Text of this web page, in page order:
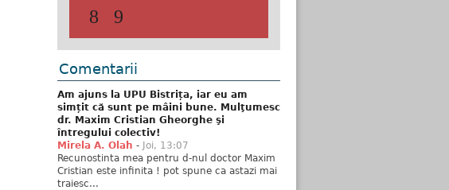
8
9
Comentarii
Am ajuns la UPU Bistrița, iar eu am
simțit că sunt pe mâini bune. Mulţumesc
dr. Maxim Cristian Gheorghe şi
întregului colectiv!
Mirela A. Olah - Joi, 13:07
Recunostinta mea pentru d-nul doctor Maxim
Cristian este infinita ! pot spune ca astazi mai
traiesc...